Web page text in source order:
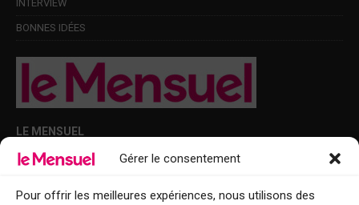
Gérer le consentement
Pour offrir les meilleures expériences, nous utilisons des
INTERVIEW
BONNES IDÉES
LE MENSUEL
Points de diffusion Var et Alpes-Maritimes : oû trouver Le Mensuel ?
Le Mensuel en PDF : consultez le magazine en ligne